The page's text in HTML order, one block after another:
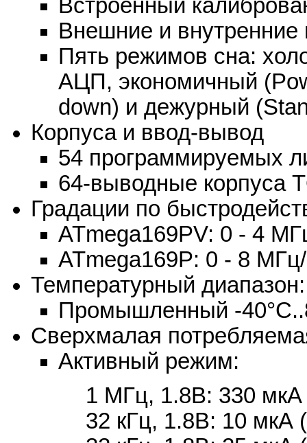
Встроенный
Внешние и внутренние
Пять режимов сна:
АЦП, экономичный
down) и дежурный
Корпуса и ввод-вывод
54 программируемых
64-выводные корпуса
Градации по
ATmega169PV: 0 - 4
ATmega169P: 0 - 8
Температурный диапазон:
Промышленный -
Сверхмалая
Активный режим:
1 МГц, 1.8В: 330 мкА
32 кГц, 1.8В: 10 мкА